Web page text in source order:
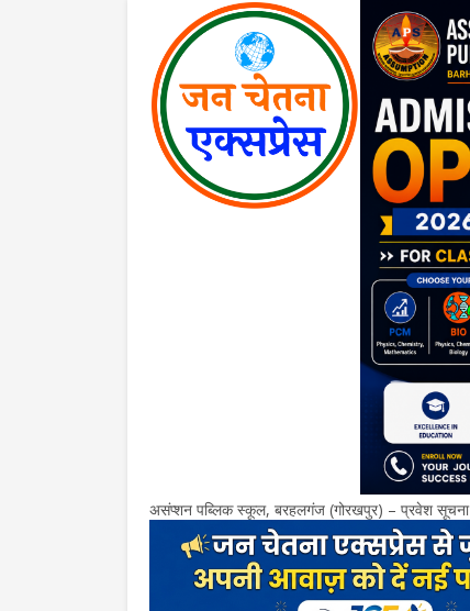
असंप्शन पब्लिक स्कूल, बरहलगंज (गोरखपुर) – प्रवेश सूचना